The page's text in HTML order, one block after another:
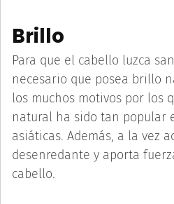
Brillo
Para que el cabello luzca
necesario que posea brillo
los muchos motivos por los
natural ha sido tan popular
asiáticas. Además, a la vez
desenredante y aporta
cabello.